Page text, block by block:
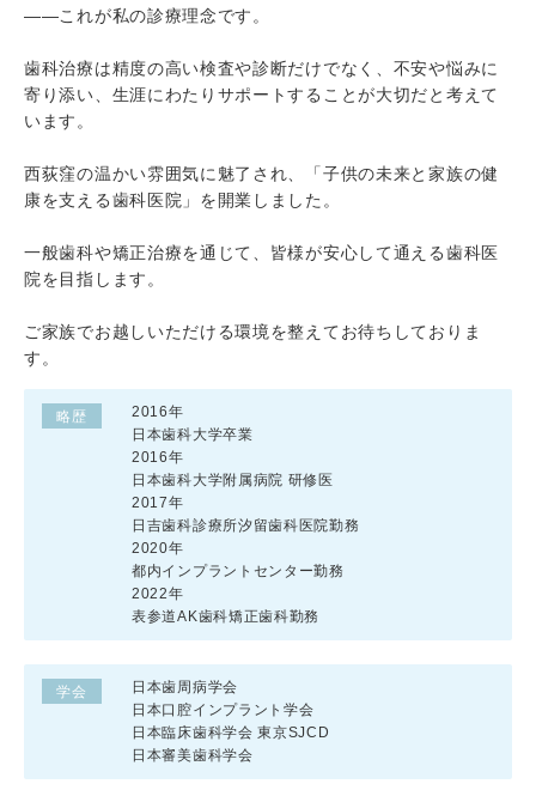
――これが私の診療理念です。
歯科治療は精度の高い検査や診断だけでなく、不安や悩みに
寄り添い、生涯にわたりサポートすることが大切だと考えて
います。
西荻窪の温かい雰囲気に魅了され、「子供の未来と家族の健
康を支える歯科医院」を開業しました。
一般歯科や矯正治療を通じて、皆様が安心して通える歯科医
院を目指します。
ご家族でお越しいただける環境を整えてお待ちしておりま
す。
略歴
2016年
日本歯科大学卒業
2016年
日本歯科大学附属病院 研修医
2017年
日吉歯科診療所汐留歯科医院勤務
2020年
都内インプラントセンター勤務
2022年
表参道AK歯科矯正歯科勤務
学会
日本歯周病学会
日本口腔インプラント学会
日本臨床歯科学会 東京SJCD
日本審美歯科学会